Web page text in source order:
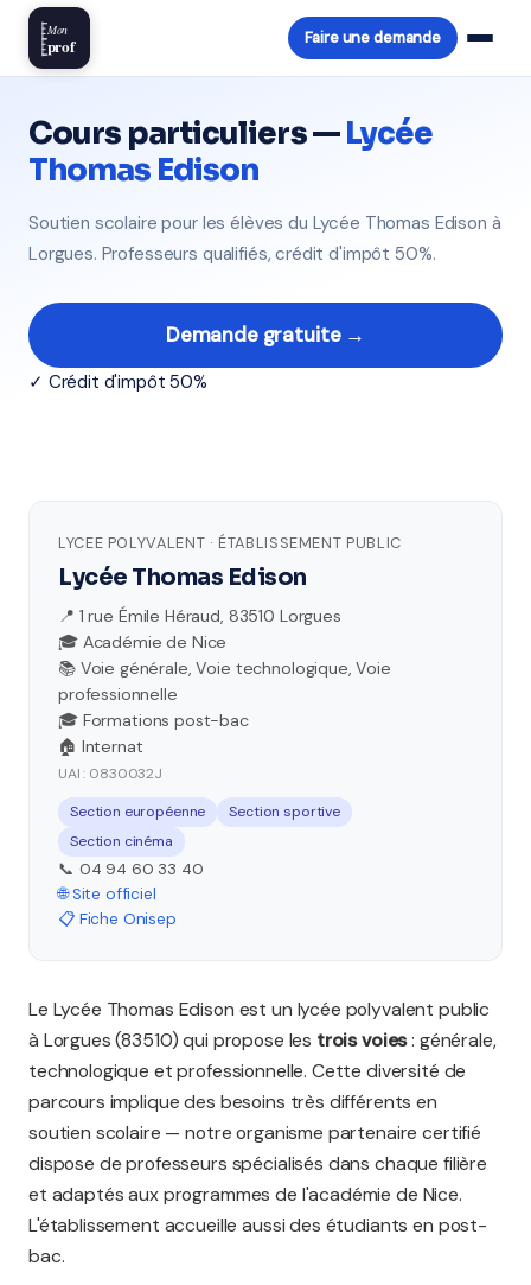
Mon
prof Faire une demande
Cours particuliers —Lycée
Thomas Edison
Soutien scolaire pour les élèves du Lycée Thomas Edison à
Lorgues. Professeurs qualifiés, crédit d'impôt 50%.
Demande gratuite →
✓ Crédit d'impôt 50%
LYCEE POLYVALENT · ÉTABLISSEMENT PUBLIC
Lycée Thomas Edison
📍 1 rue Émile Héraud, 83510 Lorgues
🎓 Académie de Nice
📚 Voie générale, Voie technologique, Voie
professionnelle
🎓 Formations post-bac
🏠 Internat
UAI : 0830032J
Section européenne
Section sportive
Section cinéma
📞 04 94 60 33 40
🌐 Site officiel
📋 Fiche Onisep
Le Lycée Thomas Edison est un lycée polyvalent public
à Lorgues (83510) qui propose les trois voies: générale,
technologique et professionnelle. Cette diversité de
parcours implique des besoins très différents en
soutien scolaire — notre organisme partenaire certifié
dispose de professeurs spécialisés dans chaque filière
et adaptés aux programmes de l'académie de Nice.
L'établissement accueille aussi des étudiants en post-
bac.